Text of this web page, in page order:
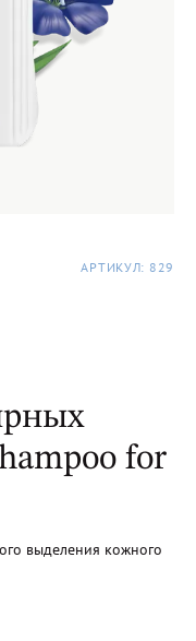
АРТИКУЛ: 829
for
выделения кожного